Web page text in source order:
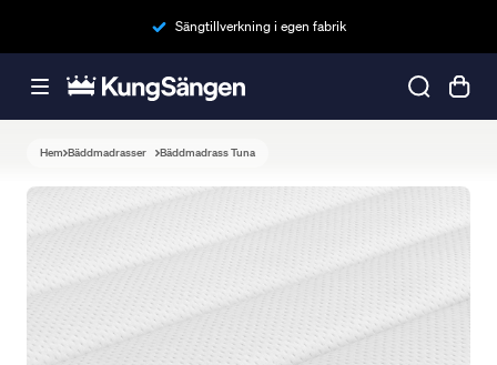
Sängtillverkning i egen fabrik
Hem Bäddmadrasser Bäddmadrass Tuna